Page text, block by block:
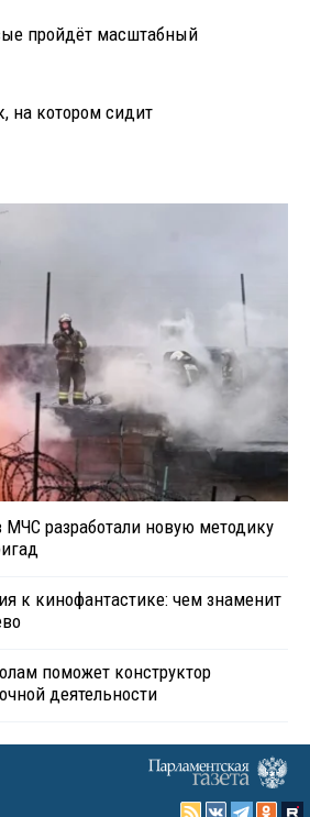
пройдёт масштабный
на котором сидит
МЧС разработали новую методику
к кинофантастике: чем знаменит
поможет конструктор
деятельности